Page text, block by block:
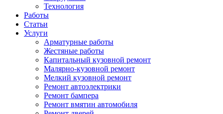
Технология
Работы
Статьи
Услуги
Арматурные работы
Жестяные работы
Капитальный кузовной ремонт
Малярно-кузовной ремонт
Мелкий кузовной ремонт
Ремонт автоэлектрики
Ремонт бампера
Ремонт вмятин автомобиля